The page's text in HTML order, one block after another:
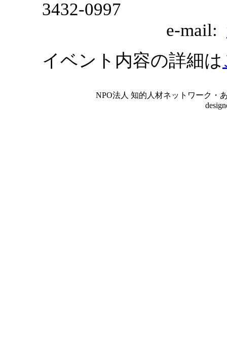
3432-0997
e-mail:
イベント内容の詳細は
NPO法人 知的人材ネットワーク・